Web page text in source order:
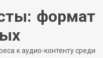
формат
к аудио-контенту среди